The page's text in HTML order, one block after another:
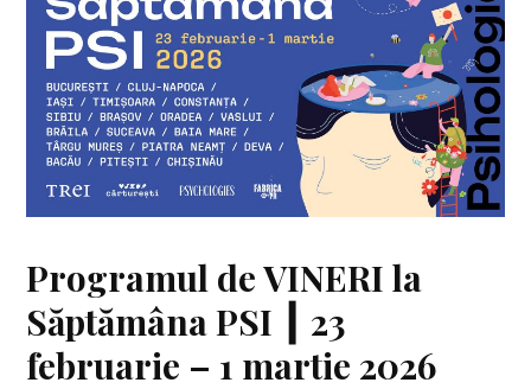
Programul de VINERI la
Săptămâna PSI ┃ 23
februarie – 1 martie 2026